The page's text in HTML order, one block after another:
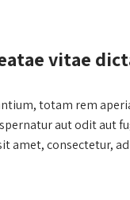
vitae
totam rem
aut odit aut
consectetur,